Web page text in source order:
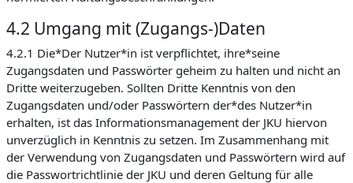
4.2 Umgang mit (Zugangs-)Daten
4.2.1 Die*Der Nutzer*in ist verpflichtet, ihre*seine
Zugangsdaten und Passwörter geheim zu halten und nicht an
Dritte weiterzugeben. Sollten Dritte Kenntnis von den
Zugangsdaten und/oder Passwörtern der*des Nutzer*in
erhalten, ist das Informationsmanagement der JKU hiervon
unverzüglich in Kenntnis zu setzen. Im Zusammenhang mit
der Verwendung von Zugangsdaten und Passwörtern wird auf
die Passwortrichtlinie der JKU und deren Geltung für alle